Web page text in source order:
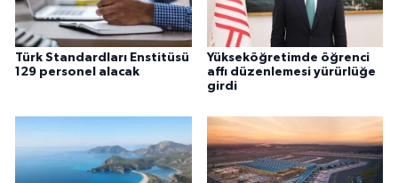
Türk Standardları Enstitüsü
129 personel alacak
Yükseköğretimde öğrenci
affı düzenlemesi yürürlüğe
girdi